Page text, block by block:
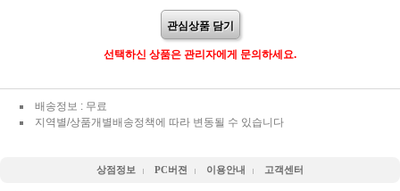
관심상품 담기
선택하신 상품은 관리자에게 문의하세요.
배송정보 : 무료
지역별/상품개별배송정책에 따라 변동될 수 있습니다
상점정보 PC버젼 이용안내 고객센터